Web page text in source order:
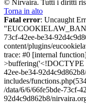
© Nirvaira. Tutti i diritti
Torna in alto
Fatal error: Uncaught
73cf-42ee-be34-
content/plugins/
trace: #0 [internal
>buffering('<!DOCTYPE
42ee-be34-
includes/
/data/6/6/66fe5bde-73cf-
92d4c9d862b8/